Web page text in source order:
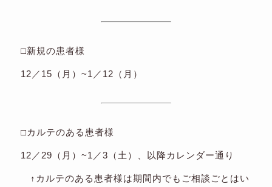
□新規の患者様
12／15（月）~1／12（月）
□カルテのある患者様
12／29（月）~1／3（土）、以降カレンダー通り
↑カルテのある患者様は期間内でもご相談ごとはい